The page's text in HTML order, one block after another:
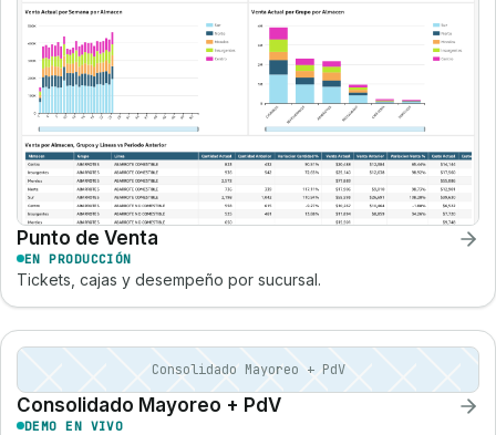
Punto de Venta
EN PRODUCCIÓN
Tickets, cajas y desempeño por sucursal.
Consolidado Mayoreo + PdV
Consolidado Mayoreo + PdV
DEMO EN VIVO